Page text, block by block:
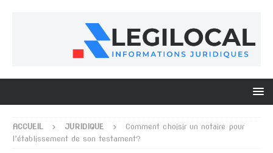
ACCUEIL JURIDIQUE
Comment choisir un notaire pour
l’établissement de son testament?